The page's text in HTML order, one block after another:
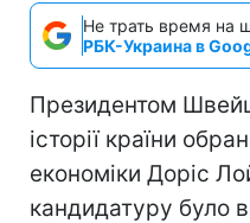
Не трать время на
РБК-Украина в
Президентом
історії країни
економіки Доріс
кандидатуру було